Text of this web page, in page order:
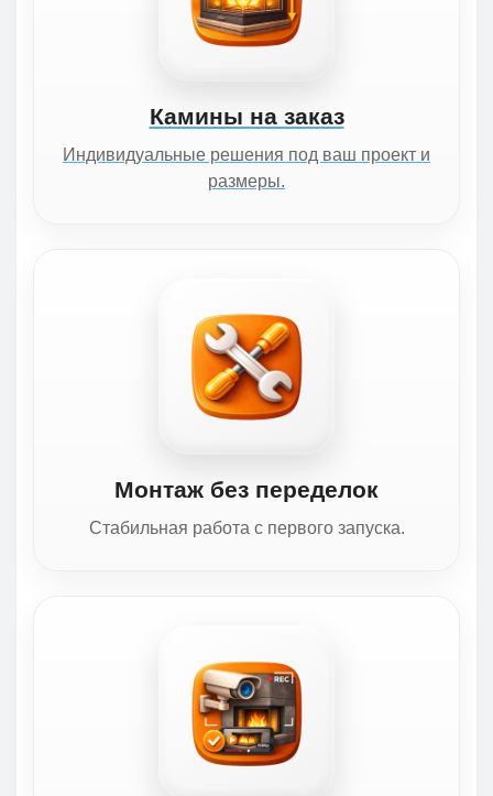
Камины на заказ
Индивидуальные решения под ваш проект и
размеры.
Монтаж без переделок
Стабильная работа с первого запуска.